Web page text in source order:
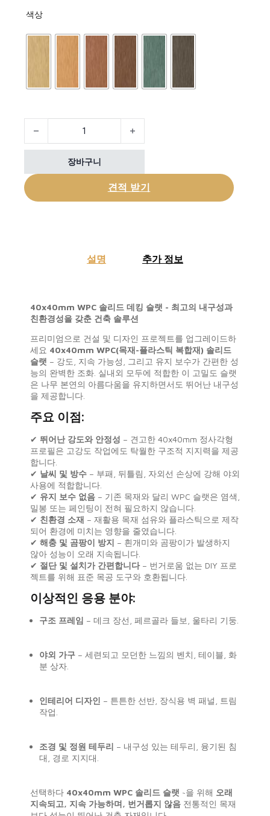
색상
40x40mm WPC Solid Decking Slats 수량
장바구니
견적 받기
설명 추가 정보
40x40mm WPC 솔리드 데킹 슬랫 - 최고의 내구성과
친환경성을 갖춘 건축 솔루션
프리미엄으로 건설 및 디자인 프로젝트를 업그레이드하
세요 40x40mm WPC(목재-플라스틱 복합재) 솔리드
슬랫 – 강도, 지속 가능성, 그리고 유지 보수가 간편한 성
능의 완벽한 조화. 실내외 모두에 적합한 이 고밀도 슬랫
은 나무 본연의 아름다움을 유지하면서도 뛰어난 내구성
을 제공합니다.
주요 이점:
✔ 뛰어난 강도와 안정성 – 견고한 40x40mm 정사각형
프로필은 고강도 작업에도 탁월한 구조적 지지력을 제공
합니다.
✔ 날씨 및 방수 – 부패, 뒤틀림, 자외선 손상에 강해 야외
사용에 적합합니다.
✔ 유지 보수 없음 – 기존 목재와 달리 WPC 슬랫은 염색,
밀봉 또는 페인팅이 전혀 필요하지 않습니다.
✔ 친환경 소재 – 재활용 목재 섬유와 플라스틱으로 제작
되어 환경에 미치는 영향을 줄였습니다.
✔ 해충 및 곰팡이 방지 – 흰개미와 곰팡이가 발생하지
않아 성능이 오래 지속됩니다.
✔ 절단 및 설치가 간편합니다– 번거로움 없는 DIY 프로
젝트를 위해 표준 목공 도구와 호환됩니다.
이상적인 응용 분야:
구조 프레임 – 데크 장선, 페르골라 들보, 울타리 기둥.
야외 가구 – 세련되고 모던한 느낌의 벤치, 테이블, 화
분 상자.
인테리어 디자인 – 튼튼한 선반, 장식용 벽 패널, 트림
작업.
조경 및 정원 테두리 – 내구성 있는 테두리, 융기된 침
대, 경로 지지대.
선택하다 40x40mm WPC 솔리드 슬랫 ~을 위해 오래
지속되고, 지속 가능하며, 번거롭지 않음 전통적인 목재